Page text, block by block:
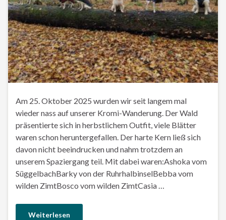
Am 25. Oktober 2025 wurden wir seit langem mal
wieder nass auf unserer Kromi-Wanderung. Der Wald
präsentierte sich in herbstlichem Outfit, viele Blätter
waren schon heruntergefallen. Der harte Kern ließ sich
davon nicht beeindrucken und nahm trotzdem an
unserem Spaziergang teil. Mit dabei waren:Ashoka vom
SüggelbachBarky von der RuhrhalbinselBebba vom
wilden ZimtBosco vom wilden ZimtCasia …
Weiterlesen